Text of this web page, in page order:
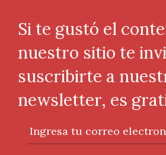
Si te gustó el
nuestro sitio te
suscribirte a
newsletter, es
Ingresa tu correo